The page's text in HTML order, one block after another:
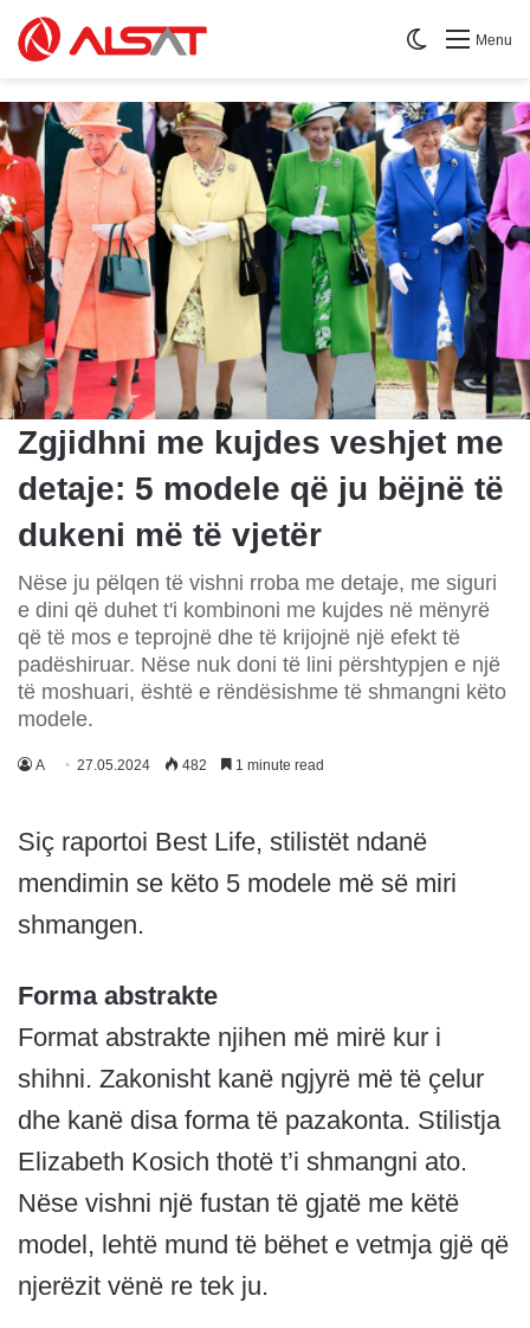
Menu
Switch skin
Zgjidhni me kujdes veshjet me
detaje: 5 modele që ju bëjnë të
dukeni më të vjetër
Nëse ju pëlqen të vishni rroba me detaje, me siguri
e dini që duhet t'i kombinoni me kujdes në mënyrë
që të mos e teprojnë dhe të krijojnë një efekt të
padëshiruar. Nëse nuk doni të lini përshtypjen e një
të moshuari, është e rëndësishme të shmangni këto
modele.
A 27.05.2024 482 1 minute read
Siç raportoi Best Life, stilistët ndanë
mendimin se këto 5 modele më së miri
shmangen.
Forma abstrakte
Format abstrakte njihen më mirë kur i
shihni. Zakonisht kanë ngjyrë më të çelur
dhe kanë disa forma të pazakonta. Stilistja
Elizabeth Kosich thotë t’i shmangni ato.
Nëse vishni një fustan të gjatë me këtë
model, lehtë mund të bëhet e vetmja gjë që
njerëzit vënë re tek ju.